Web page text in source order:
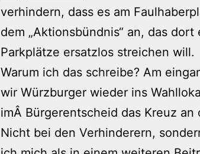
verhindern, dass es am
dem „Aktionsbündnis“ an, das
Parkplätze ersatzlos streichen will.
Warum ich das schreibe? Am
wir Würzburger wieder ins
imÂ Bürgerentscheid das Kreuz
Nicht bei den Verhinderern,